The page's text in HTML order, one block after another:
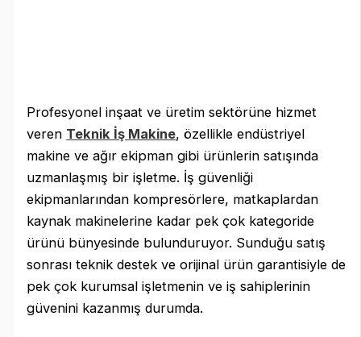
Profesyonel inşaat ve üretim sektörüne hizmet
veren Teknik İş Makine, özellikle endüstriyel
makine ve ağır ekipman gibi ürünlerin satışında
uzmanlaşmış bir işletme. İş güvenliği
ekipmanlarından kompresörlere, matkaplardan
kaynak makinelerine kadar pek çok kategoride
ürünü bünyesinde bulunduruyor. Sunduğu satış
sonrası teknik destek ve orijinal ürün garantisiyle de
pek çok kurumsal işletmenin ve iş sahiplerinin
güvenini kazanmış durumda.